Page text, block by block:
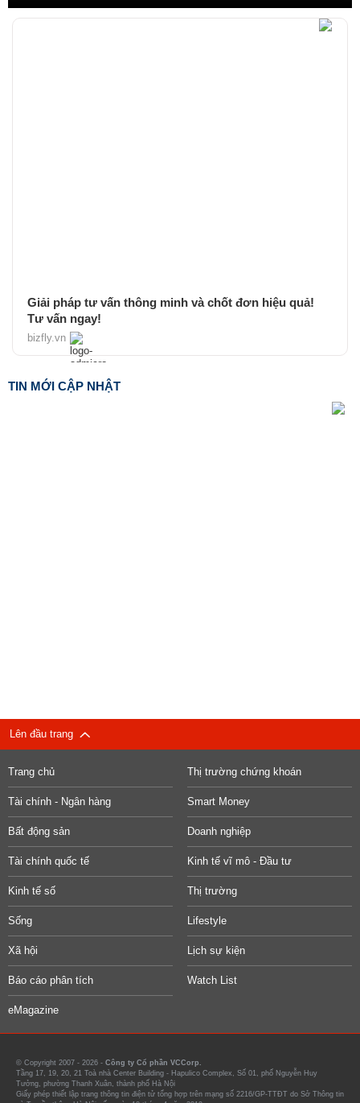
Giải pháp tư vấn thông minh và chốt đơn hiệu quả!
Tư vấn ngay!
bizfly.vn
TIN MỚI CẬP NHẬT
Lên đầu trang
Trang chủ Thị trường chứng khoán
Tài chính - Ngân hàng Smart Money
Bất động sản Doanh nghiệp
Tài chính quốc tế Kinh tế vĩ mô - Đầu tư
Kinh tế số Thị trường
Sống Lifestyle
Xã hội Lịch sự kiện
Báo cáo phân tích Watch List
eMagazine
© Copyright 2007 - 2026 - Công ty Cổ phần VCCorp.
Tầng 17, 19, 20, 21 Toà nhà Center Building - Hapulico Complex, Số 01, phố Nguyễn Huy
Tưởng, phường Thanh Xuân, thành phố Hà Nội
Giấy phép thiết lập trang thông tin điện tử tổng hợp trên mạng số 2216/GP-TTĐT do Sở Thông tin